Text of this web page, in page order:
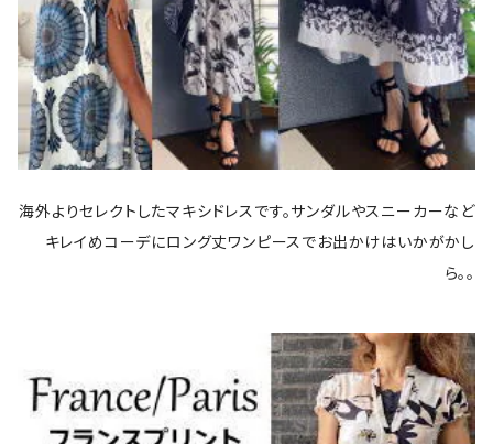
海外よりセレクトしたマキシドレスです。サンダルやスニーカーなど
キレイめコーデにロング丈ワンピースでお出かけはいかがかし
ら。。